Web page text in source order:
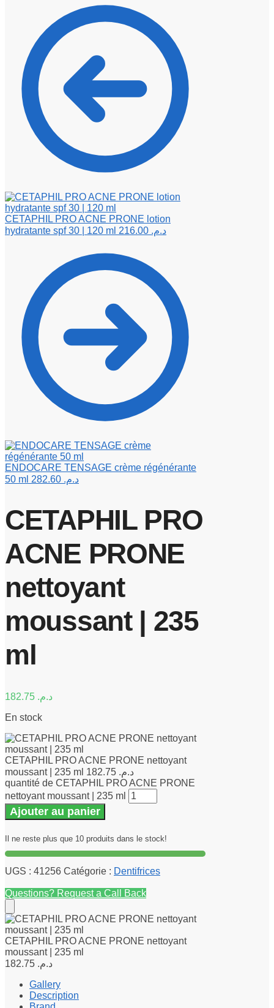
CETAPHIL PRO ACNE PRONE lotion
hydratante spf 30 | 120 ml
د.م.
ENDOCARE TENSAGE crème régénérante
50 ml
د.م.
CETAPHIL PRO
ACNE PRONE
nettoyant
moussant | 235
ml
د.م.
En stock
CETAPHIL PRO ACNE PRONE nettoyant
moussant | 235 ml
د.م.
quantité de CETAPHIL PRO ACNE PRONE
nettoyant moussant | 235 ml
Ajouter au panier
Il ne reste plus que 10 produits dans le stock!
UGS : 41256 Catégorie : Dentifrices
Questions? Request a Call Back
CETAPHIL PRO ACNE PRONE nettoyant
moussant | 235 ml
د.م.
Gallery
Description